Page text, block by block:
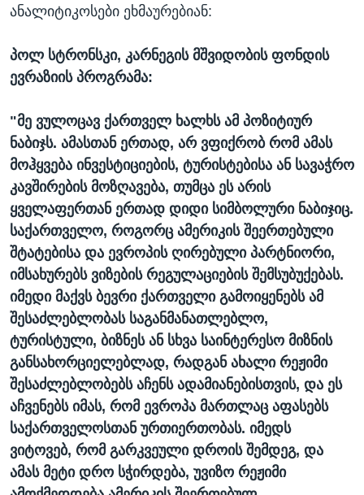
ანალიტიკოსები ეხმაურებიან:
პოლ სტრონსკი, კარნეგის მშვიდობის ფონდის
ევრაზიის პროგრამა:
"მე ვულოცავ ქართველ ხალხს ამ პოზიტიურ
ნაბიჯს. ამასთან ერთად, არ ვფიქრობ რომ ამას
მოჰყვება ინვესტიციების, ტურისტებისა ან სავაჭრო
კავშირების მოზღავება, თუმცა ეს არის
ყველაფერთან ერთად დიდი სიმბოლური ნაბიჯიც.
საქართველო, როგორც ამერიკის შეერთებული
შტატებისა და ევროპის ღირებული პარტნიორი,
იმსახურებს ვიზების რეგულაციების შემსუბუქებას.
იმედი მაქვს ბევრი ქართველი გამოიყენებს ამ
შესაძლებლობას საგანმანათლებლო,
ტურისტული, ბიზნეს ან სხვა საინტერესო მიზნის
განსახორციელებლად, რადგან ახალი რეჟიმი
შესაძლებლობებს აჩენს ადამიანებისთვის, და ეს
აჩვენებს იმას, რომ ევროპა მართლაც აფასებს
საქართველოსთან ურთიერთობას. იმედს
ვიტოვებ, რომ გარკვეული დროის შემდეგ, და
ამას მეტი დრო სჭირდება, უვიზო რეჟიმი